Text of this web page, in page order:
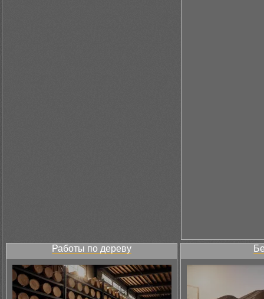
Работы по дереву